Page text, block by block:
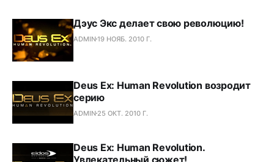
Дэус Экс делает свою революцию!
ADMIN19 НОЯБ. 2010 Г.
Deus Ex: Human Revolution возродит
серию
ADMIN 25 ОКТ. 2010 Г.
Deus Ex: Human Revolution.
Увлекательный сюжет!